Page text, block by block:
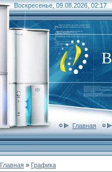
Воскресенье, 09.08.2026, 02:17
Главная
Главная » Графика